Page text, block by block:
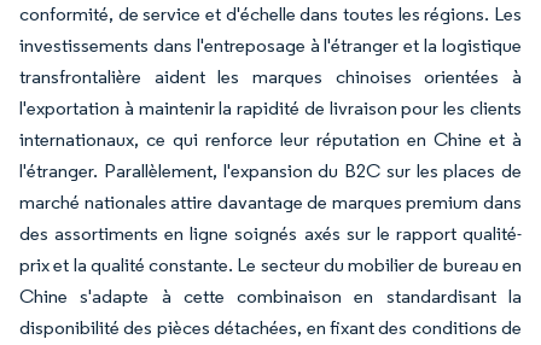
conformité, de service et d'échelle dans toutes les régions. Les
investissements dans l'entreposage à l'étranger et la logistique
transfrontalière aident les marques chinoises orientées à
l'exportation à maintenir la rapidité de livraison pour les clients
internationaux, ce qui renforce leur réputation en Chine et à
l'étranger. Parallèlement, l'expansion du B2C sur les places de
marché nationales attire davantage de marques premium dans
des assortiments en ligne soignés axés sur le rapport qualité-
prix et la qualité constante. Le secteur du mobilier de bureau en
Chine s'adapte à cette combinaison en standardisant la
disponibilité des pièces détachées, en fixant des conditions de